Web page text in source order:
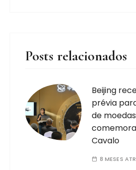
Posts relacionados
Beijing
prévia
de moedas
Cavalo
8 MESES